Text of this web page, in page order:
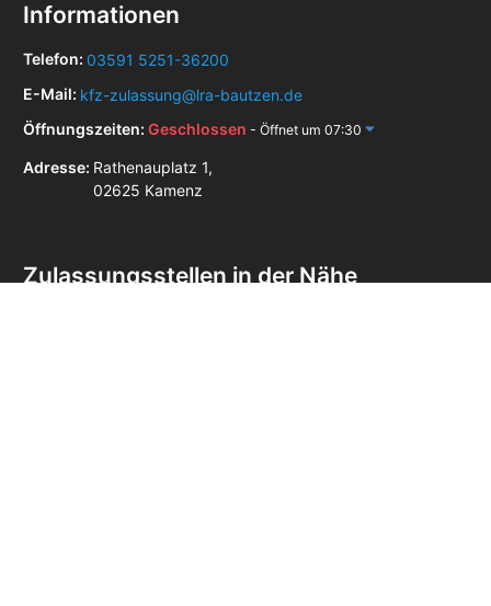
Informationen
Telefon: 03591 5251-36200
E-Mail: kfz-zulassung@lra-bautzen.de
Öffnungszeiten: Geschlossen - Öffnet um 07:30
Adresse: Rathenauplatz 1,
02625 Kamenz
Zulassungsstellen in der Nähe